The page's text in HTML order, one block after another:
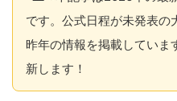
です。公式日程が未発表の
昨年の情報を掲載していま
新します！